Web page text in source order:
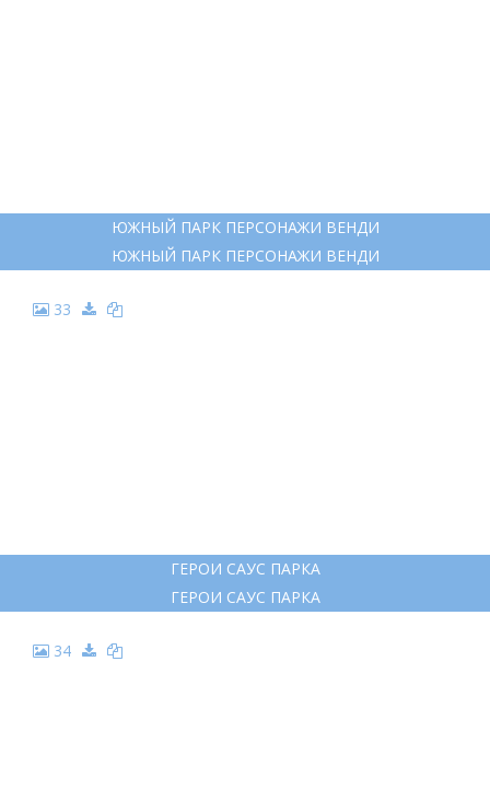
ЮЖНЫЙ ПАРК ПЕРСОНАЖИ ВЕНДИ
ЮЖНЫЙ ПАРК ПЕРСОНАЖИ ВЕНДИ
33
ГЕРОИ САУС ПАРКА
ГЕРОИ САУС ПАРКА
34